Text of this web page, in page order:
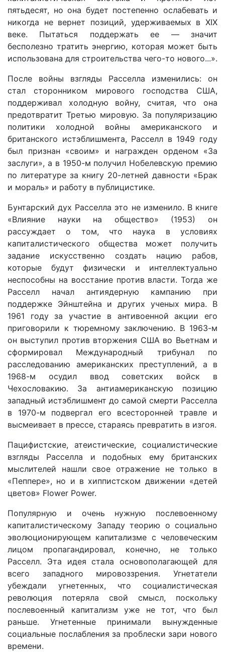
пятьдесят, но она будет постепенно ослабевать и
никогда не вернет позиций, удерживаемых в XIX
веке. Пытаться поддержать ее — значит
бесполезно тратить энергию, которая может быть
использована для строительства чего-то нового...».
После войны взгляды Расселла изменились: он
стал сторонником мирового господства США,
поддерживал холодную войну, считая, что она
предотвратит Третью мировую. За популяризацию
политики холодной войны американского и
британского истэблишмента, Расселл в 1949 году
был признан «своим» и награжден орденом «За
заслуги», а в 1950-м получил Нобелевскую премию
по литературе за книгу 20-летней давности «Брак
и мораль» и работу в публицистике.
Бунтарский дух Расселла это не изменило. В книге
«Влияние науки на общество» (1953) он
рассуждает о том, что наука в условиях
капиталистического общества может получить
задание искусственно создать нацию рабов,
которые будут физически и интеллектуально
неспособны на восстание против власти. Тогда же
Расселл начал антиядерную кампанию при
поддержке Эйнштейна и других ученых мира. В
1961 году за участие в антивоенной акции его
приговорили к тюремному заключению. В 1963-м
он выступил против вторжения США во Вьетнам и
сформировал Международный трибунал по
расследованию американских преступлений, а в
1968-м осудил ввод советских войск в
Чехословакию. За антиамериканскую позицию
западный истэблишмент до самой смерти Расселла
в 1970-м подвергал его всесторонней травле и
высмеивает в прессе, стараясь превратить в изгоя.
Пацифистские, атеистические, социалистические
взгляды Расселла и подобных ему британских
мыслителей нашли свое отражение не только в
«Пеппере», но и в хиппистском движении «детей
цветов» Flower Power.
Популярную и очень нужную послевоенному
капиталистическому Западу теорию о социально
эволюционирующем капитализме с человеческим
лицом пропагандировал, конечно, не только
Расселл. Эта идея стала основополагающей для
всего западного мировоззрения. Угнетатели
убеждали угнетенных, что социалистическая
революция потеряла свой смысл, поскольку
послевоенный капитализм уже не тот, что был
раньше. Угнетенные принимали вынужденные
социальные послабления за проблески зари нового
времени.